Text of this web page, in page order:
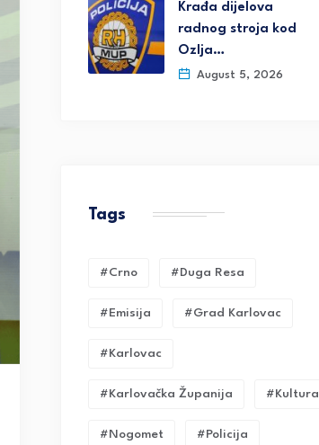
Krađa dijelova
radnog stroja kod
Ozlja…
August 5, 2026
Tags
#crno #duga Resa
#emisija #grad Karlovac
#karlovac
#karlovačka Županija #kultura
#nogomet #policija